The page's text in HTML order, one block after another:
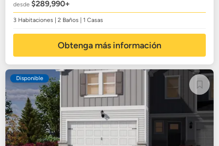
desde$289,990+
3 Habitaciones | 2 Baños | 1 Casas
Obtenga más información
Disponible